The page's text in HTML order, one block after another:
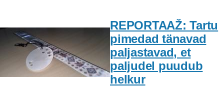
REPORTAAŽ: Tartu
pimedad tänavad
paljastavad, et
paljudel puudub
helkur